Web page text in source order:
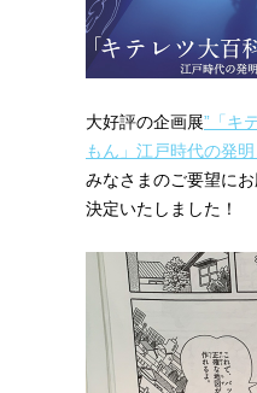
大好評の企画展”「キ
もん」江戸時代の発明
みなさまのご要望に
決定いたしました！